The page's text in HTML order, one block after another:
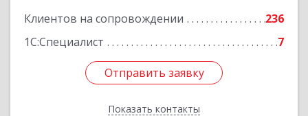
Клиентов на сопровождении
236
1С:Специалист
7
Отправить заявку
Показать контакты
Отправить заявку
Назад